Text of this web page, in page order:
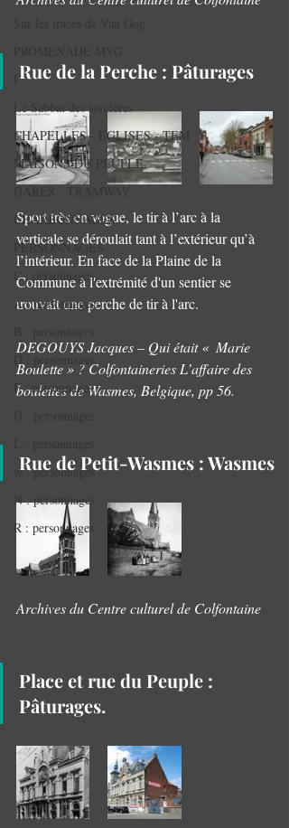
Le Sabbat des sorcières
CHAPELLES - EGLISES - TEM
MAISONS DU PEUPLE.
CHARBONNAGES.
PERSONNAGES
C : personnages
A : personnages.
D : personnages
F : personnages
w : personnages
N : personnages
R : personnages
Rue de la Perche : Pâturages
Sport très en vogue, le tir à l’arc à la
verticale se déroulait tant à l’extérieur qu’à
l’intérieur. En face de la Plaine de la
Commune à l'extrémité d'un sentier se
trouvait une perche de tir à l'arc.
DEGOUYS Jacques – Qui était «  Marie
Boulette » ? Colfontaineries L’affaire des
boulettes de Wasmes, Belgique, pp 56.
Rue de Petit-Wasmes : Wasmes
Archives du Centre culturel de Colfontaine
Place et rue du Peuple :
Pâturages.